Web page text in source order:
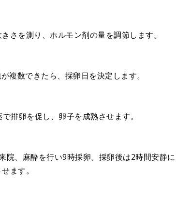
さを測り、ホルモン剤の量を調節します。
複数できたら、採卵日を決定します。
排卵を促し、卵子を成熟させます。
院、麻酔を行い9時採卵。採卵後は2時間安静
ます。